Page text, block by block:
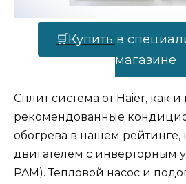
🛒Купить в
магазине
Сплит система от Haier, как
рекомендованные
обогрева в нашем рейтинге,
двигателем с инверторным
PAM). Тепловой насос и